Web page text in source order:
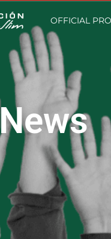
OFFICIAL